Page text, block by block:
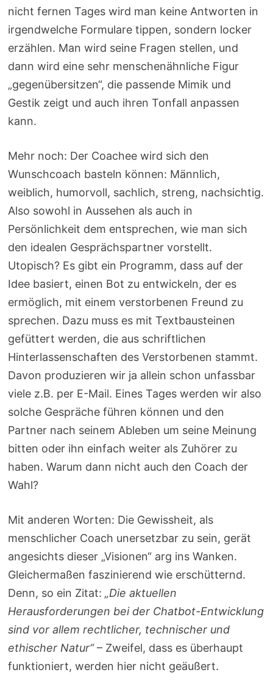
nicht fernen Tages wird man keine Antworten in
irgendwelche Formulare tippen, sondern locker
erzählen. Man wird seine Fragen stellen, und
dann wird eine sehr menschenähnliche Figur
„gegenübersitzen“, die passende Mimik und
Gestik zeigt und auch ihren Tonfall anpassen
kann.
Mehr noch: Der Coachee wird sich den
Wunschcoach basteln können: Männlich,
weiblich, humorvoll, sachlich, streng, nachsichtig.
Also sowohl in Aussehen als auch in
Persönlichkeit dem entsprechen, wie man sich
den idealen Gesprächspartner vorstellt.
Utopisch? Es gibt ein Programm, dass auf der
Idee basiert, einen Bot zu entwickeln, der es
ermöglich, mit einem verstorbenen Freund zu
sprechen. Dazu muss es mit Textbausteinen
gefüttert werden, die aus schriftlichen
Hinterlassenschaften des Verstorbenen stammt.
Davon produzieren wir ja allein schon unfassbar
viele z.B. per E-Mail. Eines Tages werden wir also
solche Gespräche führen können und den
Partner nach seinem Ableben um seine Meinung
bitten oder ihn einfach weiter als Zuhörer zu
haben. Warum dann nicht auch den Coach der
Wahl?
Mit anderen Worten: Die Gewissheit, als
menschlicher Coach unersetzbar zu sein, gerät
angesichts dieser „Visionen“ arg ins Wanken.
Gleichermaßen faszinierend wie erschütternd.
Denn, so ein Zitat:„Die aktuellen
Herausforderungen bei der Chatbot-Entwicklung
sind vor allem rechtlicher, technischer und
ethischer Natur“– Zweifel, dass es überhaupt
funktioniert, werden hier nicht geäußert.